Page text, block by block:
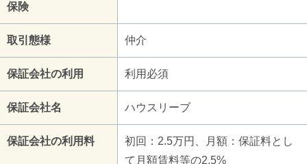
保険
取引態様 仲介
保証会社の利用 利用必須
保証会社名 ハウスリーブ
保証会社の利用料
初回：2.5万円、月額：保証料とし
て月額賃料等の2.5%